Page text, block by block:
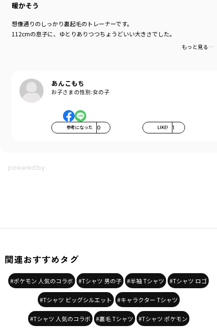
暖かそう
想像通りのしっかり裏起毛のトレーナーです。
112cmの息子に、ゆとりありつつちょうどいい大きさでした。
もっと見る…
あんこもち
お子さまの性別:女の子
参考になった 0 LIKE! 1
関連おすすめタグ
#ポケモン 人気のコラボ #Tシャツ 男の子 #半袖 Tシャツ #Tシャツ ロゴ
#Tシャツ ビッグシルエット #キャラクター Tシャツ
#Tシャツ 人気のコラボ #裏毛 Tシャツ #Tシャツ ポケモン